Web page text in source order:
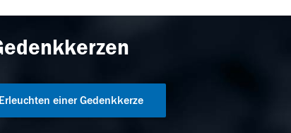
Erleuchten einer Gedenkkerze